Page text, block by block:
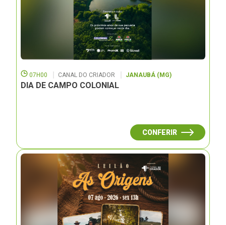
07H00 CANAL DO CRIADOR JANAUBÁ (MG)
DIA DE CAMPO COLONIAL
CONFERIR